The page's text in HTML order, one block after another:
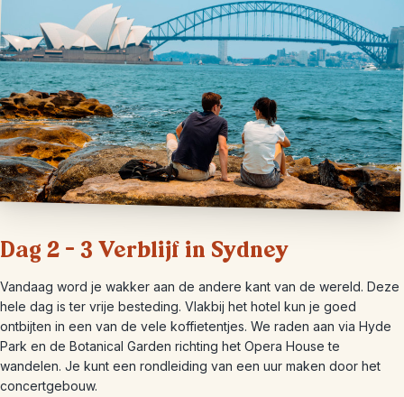
Dag 2 – 3 Verblijf in Sydney
Vandaag word je wakker aan de andere kant van de wereld. Deze
hele dag is ter vrije besteding. Vlakbij het hotel kun je goed
ontbijten in een van de vele koffietentjes. We raden aan via Hyde
Park en de Botanical Garden richting het Opera House te
wandelen. Je kunt een rondleiding van een uur maken door het
concertgebouw.